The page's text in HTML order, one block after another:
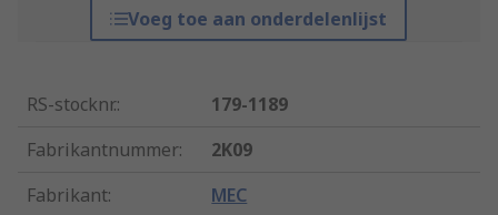
Voeg toe aan onderdelenlijst
RS-stocknr.:
179-1189
Fabrikantnummer:
2K09
Fabrikant: MEC